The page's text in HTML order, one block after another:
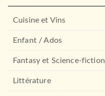
Cuisine et Vins
Enfant / Ados
Fantasy et Science-fiction
Littérature